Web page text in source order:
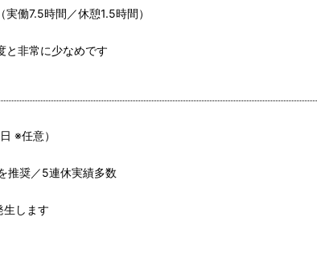
働7.5時間／休憩1.5時間）
と非常に少なめです
※任意）
推奨／5連休実績多数
します